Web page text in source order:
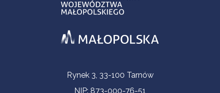
Contact InformationRynek 3, 33-100 Tarnów
NIP: 873-000-76-51